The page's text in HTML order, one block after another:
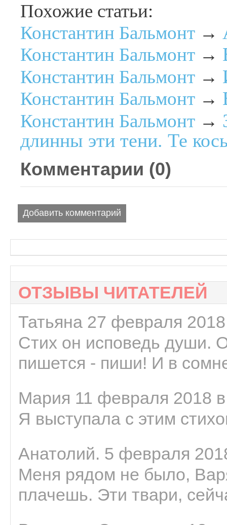
Похожие статьи:
Константин Бальмонт →
Константин Бальмонт →
Константин Бальмонт →
Константин Бальмонт →
Константин Бальмонт →
длинны эти тени. Те
Комментарии (0)
Добавить комментарий
ОТЗЫВЫ ЧИТАТЕЛЕЙ
Татьяна 27 февраля
Стих он исповедь души.
пишется - пиши! И в
Мария 11 февраля 2018
Я выступала с этим
Анатолий. 5 февраля
Меня рядом не было,
плачешь. Эти твари,